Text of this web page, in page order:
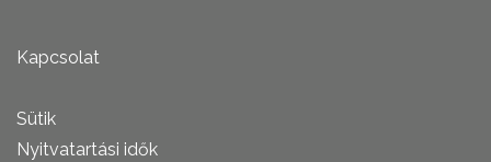
Kapcsolat
Sütik
Nyitvatartási idők